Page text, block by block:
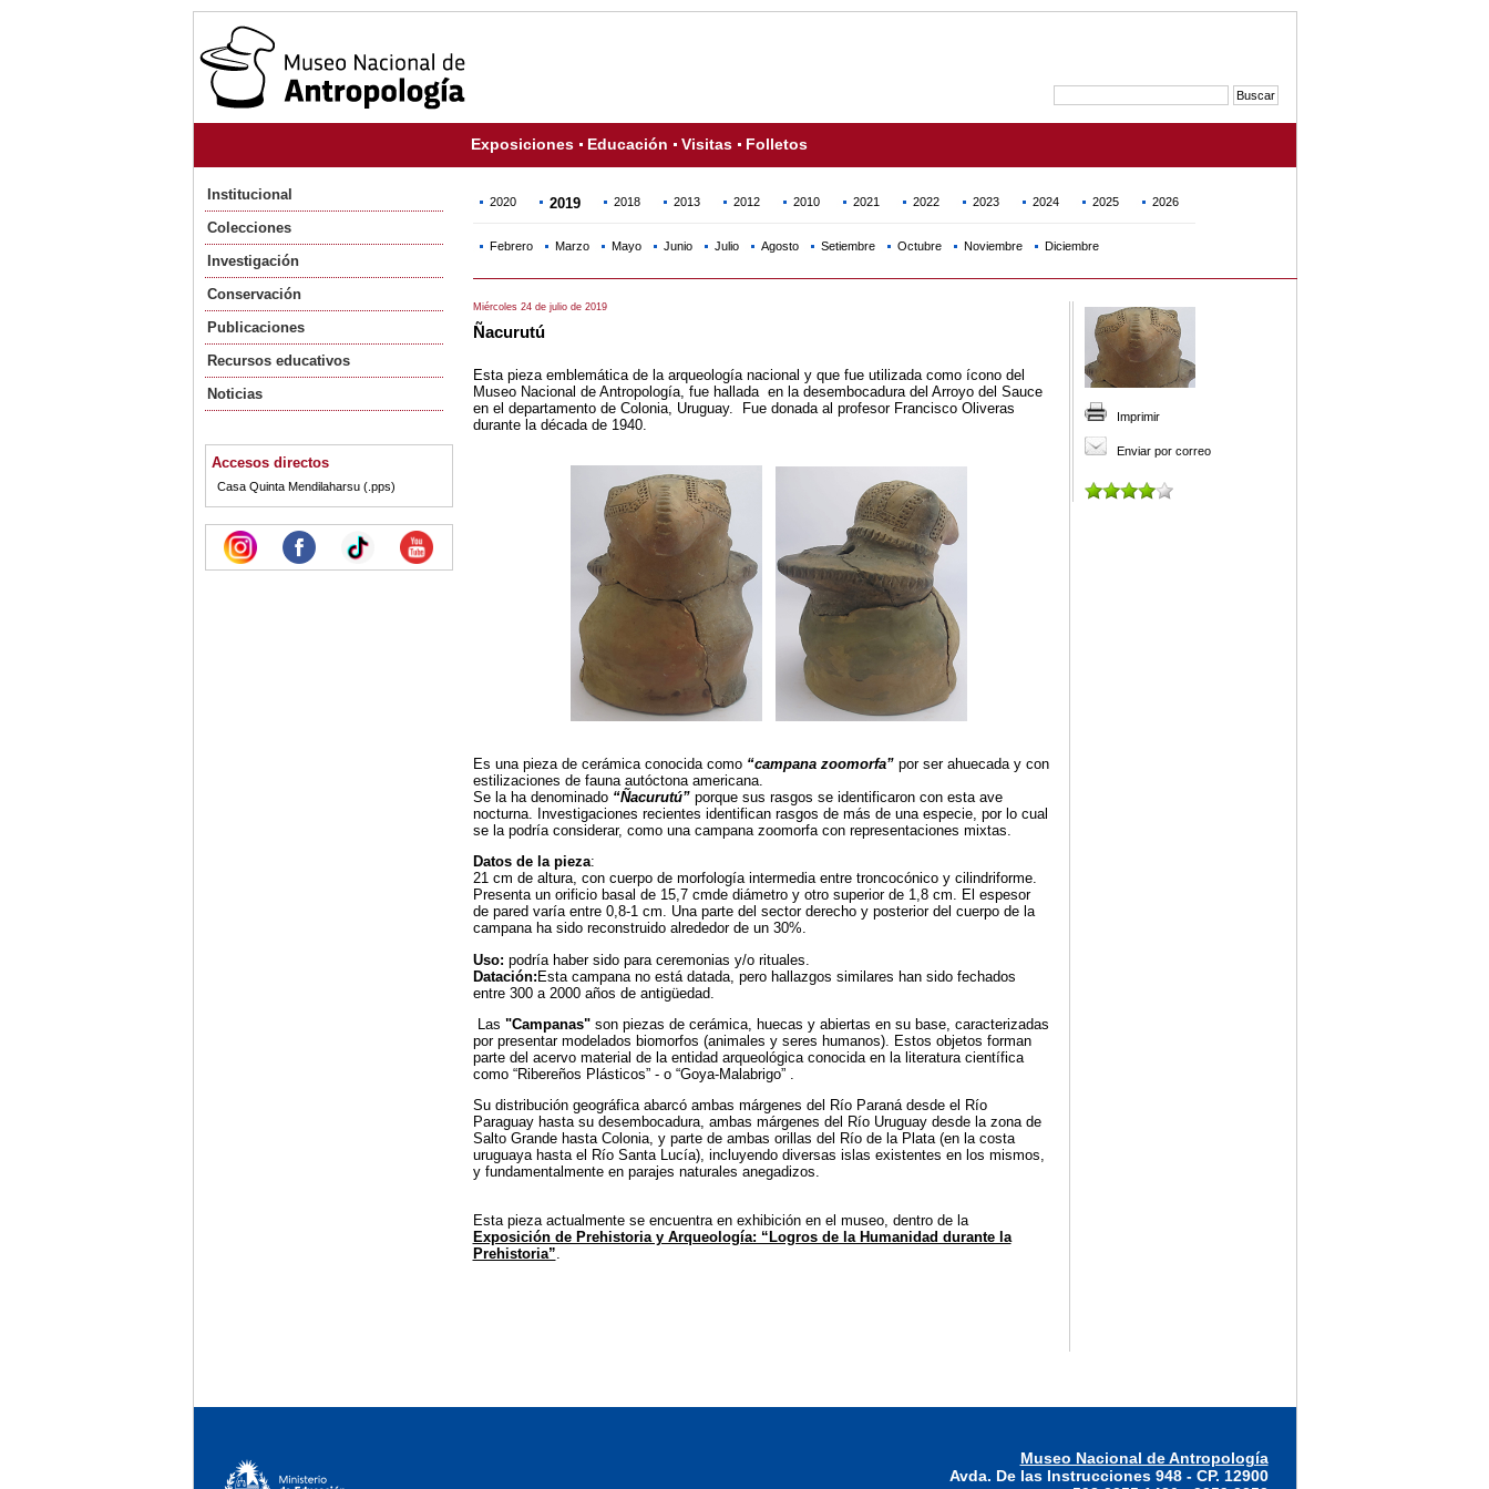
Exposiciones Educación Visitas Folletos
Institucional
Colecciones
Investigación
Conservación
Publicaciones
Recursos educativos
Noticias
Accesos directos
Casa Quinta Mendilaharsu (.pps)
2020 2019 2018 2013 2012 2010 2021 2022 2023 2024 2025 2026
Febrero Marzo Mayo Junio Julio Agosto Setiembre Octubre Noviembre Diciembre
Miércoles 24 de julio de 2019
Ñacurutú
Esta pieza emblemática de la arqueología nacional y que fue utilizada como ícono del
Museo Nacional de Antropología, fue hallada en la desembocadura del Arroyo del Sauce
en el departamento de Colonia, Uruguay. Fue donada al profesor Francisco Oliveras
durante la década de 1940.
Es una pieza de cerámica conocida como “campana zoomorfa” por ser ahuecada y con
estilizaciones de fauna autóctona americana.
Se la ha denominado“Ñacurutú”porque sus rasgos se identificaron con esta ave
nocturna. Investigaciones recientes identifican rasgos de más de una especie, por lo cual
se la podría considerar, como una campana zoomorfa con representaciones mixtas.
Datos de la pieza:
21 cm de altura, con cuerpo de morfología intermedia entre troncocónico y cilindriforme.
Presenta un orificio basal de 15,7 cmde diámetro y otro superior de 1,8 cm. El espesor
de pared varía entre 0,8-1 cm. Una parte del sector derecho y posterior del cuerpo de la
campana ha sido reconstruido alrededor de un 30%.
Uso: podría haber sido para ceremonias y/o rituales.
Datación:Esta campana no está datada, pero hallazgos similares han sido fechados
entre 300 a 2000 años de antigüedad.
Las "Campanas"son piezas de cerámica, huecas y abiertas en su base, caracterizadas
por presentar modelados biomorfos (animales y seres humanos). Estos objetos forman
parte del acervo material de la entidad arqueológica conocida en la literatura científica
como “Ribereños Plásticos” - o “Goya-Malabrigo” .
Su distribución geográfica abarcó ambas márgenes del Río Paraná desde el Río
Paraguay hasta su desembocadura, ambas márgenes del Río Uruguay desde la zona de
Salto Grande hasta Colonia, y parte de ambas orillas del Río de la Plata (en la costa
uruguaya hasta el Río Santa Lucía), incluyendo diversas islas existentes en los mismos,
y fundamentalmente en parajes naturales anegadizos.
Esta pieza actualmente se encuentra en exhibición en el museo, dentro de la
Exposición de Prehistoria y Arqueología: “Logros de la Humanidad durante la
Prehistoria”
Imprimir
Enviar por correo
Museo Nacional de Antropología
Avda. De las Instrucciones 948 - CP. 12900